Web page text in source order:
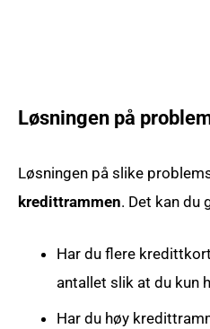
Løsningen på
Løsningen på slike
kredittrammen. Det kan du
Har du flere
antallet slik at du kun
Har du høy